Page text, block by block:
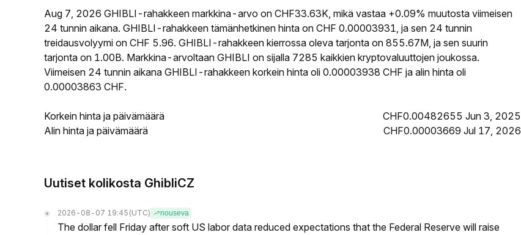
Aug 7, 2026 GHIBLI-rahakkeen markkina-arvo on CHF33.63K, mikä vastaa +0.09% muutosta viimeisen
24 tunnin aikana. GHIBLI-rahakkeen tämänhetkinen hinta on CHF 0.00003931, ja sen 24 tunnin
treidausvolyymi on CHF 5.96. GHIBLI-rahakkeen kierrossa oleva tarjonta on 855.67M, ja sen suurin
tarjonta on 1.00B. Markkina-arvoltaan GHIBLI on sijalla 7285 kaikkien kryptovaluuttojen joukossa.
Viimeisen 24 tunnin aikana GHIBLI-rahakkeen korkein hinta oli 0.00003938 CHF ja alin hinta oli
0.00003863 CHF.
Korkein hinta ja päivämäärä
CHF0.00482655 Jun 3, 2025
Alin hinta ja päivämäärä
CHF0.00003669 Jul 17, 2026
Uutiset kolikosta GhibliCZ
2026-08-07 19:45 (UTC) nouseva
The dollar fell Friday after soft US labor data reduced expectations that the Federal Reserve will raise